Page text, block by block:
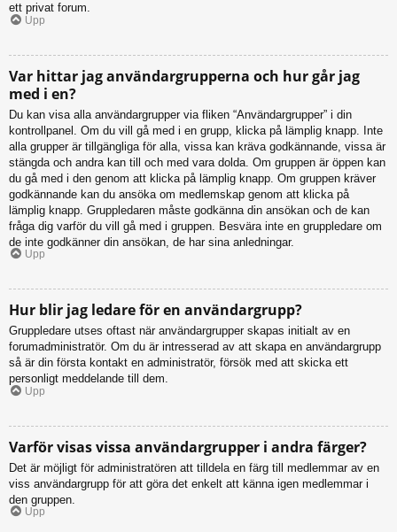
ett privat forum.
Upp
Var hittar jag användargrupperna och hur går jag
med i en?
Du kan visa alla användargrupper via fliken “Användargrupper” i din
kontrollpanel. Om du vill gå med i en grupp, klicka på lämplig knapp. Inte
alla grupper är tillgängliga för alla, vissa kan kräva godkännande, vissa är
stängda och andra kan till och med vara dolda. Om gruppen är öppen kan
du gå med i den genom att klicka på lämplig knapp. Om gruppen kräver
godkännande kan du ansöka om medlemskap genom att klicka på
lämplig knapp. Gruppledaren måste godkänna din ansökan och de kan
fråga dig varför du vill gå med i gruppen. Besvära inte en gruppledare om
de inte godkänner din ansökan, de har sina anledningar.
Upp
Hur blir jag ledare för en användargrupp?
Gruppledare utses oftast när användargrupper skapas initialt av en
forumadministratör. Om du är intresserad av att skapa en användargrupp
så är din första kontakt en administratör, försök med att skicka ett
personligt meddelande till dem.
Upp
Varför visas vissa användargrupper i andra färger?
Det är möjligt för administratören att tilldela en färg till medlemmar av en
viss användargrupp för att göra det enkelt att känna igen medlemmar i
den gruppen.
Upp